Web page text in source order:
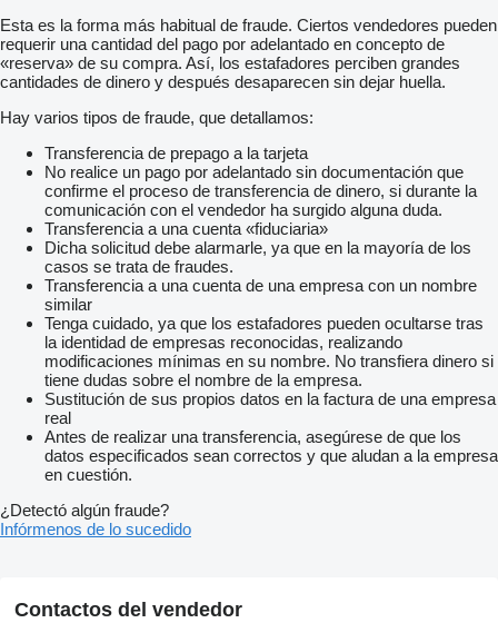
-
- Irrtümer Vorbehalten. Bilder Und Text Können Vom Fahrzeug
Abweichen. Ständig über 300 Fahrzeuge Im Angebot.
Esta es la forma más habitual de fraude. Ciertos vendedores pueden
requerir una cantidad del pago por adelantado en concepto de
«reserva» de su compra. Así, los estafadores perciben grandes
cantidades de dinero y después desaparecen sin dejar huella.
Hay varios tipos de fraude, que detallamos:
Transferencia de prepago a la tarjeta
No realice un pago por adelantado sin documentación que
confirme el proceso de transferencia de dinero, si durante la
comunicación con el vendedor ha surgido alguna duda.
Transferencia a una cuenta «fiduciaria»
Dicha solicitud debe alarmarle, ya que en la mayoría de los
casos se trata de fraudes.
Transferencia a una cuenta de una empresa con un nombre
similar
Tenga cuidado, ya que los estafadores pueden ocultarse tras
la identidad de empresas reconocidas, realizando
modificaciones mínimas en su nombre. No transfiera dinero si
tiene dudas sobre el nombre de la empresa.
Sustitución de sus propios datos en la factura de una empresa
real
Antes de realizar una transferencia, asegúrese de que los
datos especificados sean correctos y que aludan a la empresa
en cuestión.
¿Detectó algún fraude?
Infórmenos de lo sucedido
Contactos del vendedor